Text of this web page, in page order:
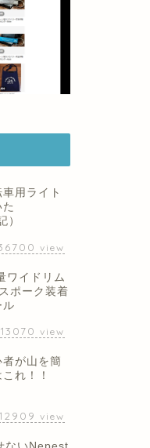
用ライト
）
view
ワイドリム
ポーク装着
ル
13070 view
が山を簡
れ！！
12909 view